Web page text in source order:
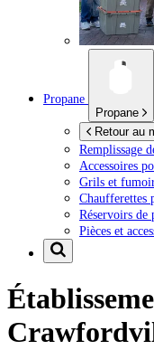
Propane
Propane
Retour au
Remplissage
Accessoires
Grils et
Chaufferettes
Réservoirs de
Pièces et